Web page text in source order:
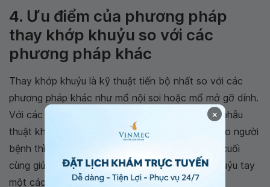
4. Ưu điểm của phương pháp
thay khớp khuỷu so với các
phương pháp khác
Thay khớp khuỷu là kỹ thuật tiến bộ nhất so với các
phương pháp khác như mổ nội soi hoặc mổ mở gỡ dính.
Với các trường hợp nặng, khi các phương pháp phẫu
thuật khác không thể giúp cải thiện vận động cho người
bệnh thì thay khớp khuỷu là giải pháp cứu cánh cuối
cùng giúp người bệnh có thể trở lại vận động khuỷu tay
một cách khả thi nhất.
×